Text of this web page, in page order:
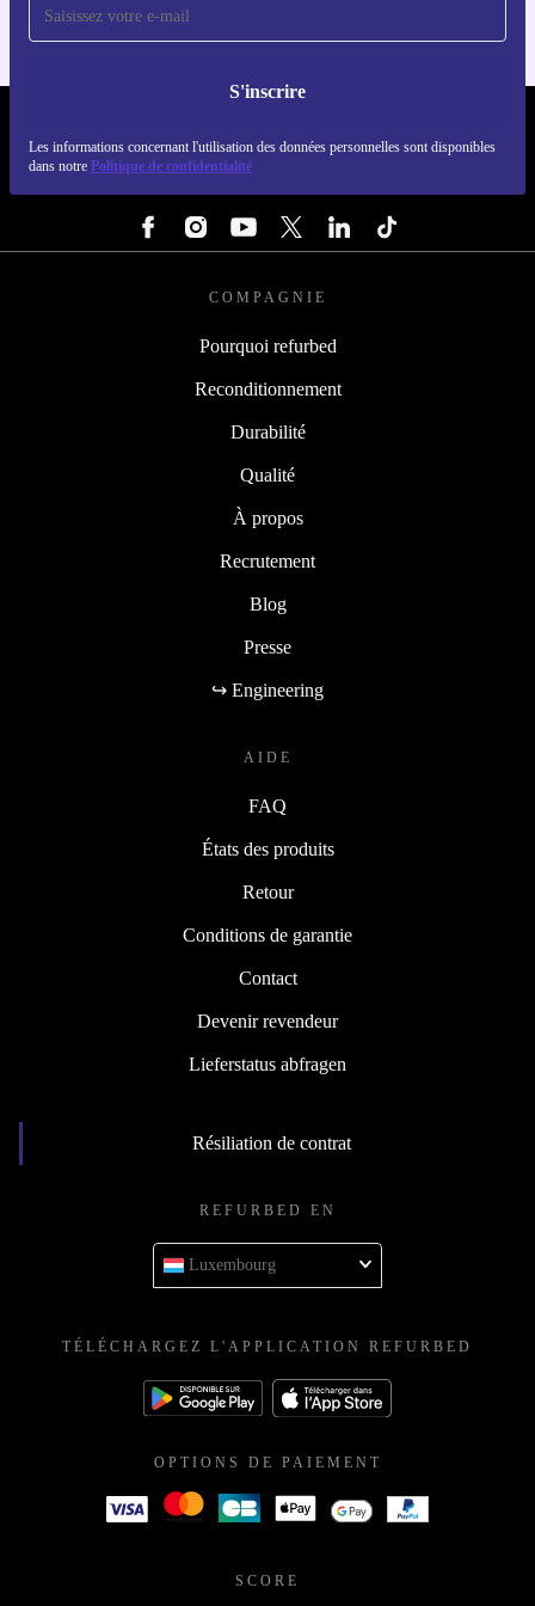
S'inscrire
Les informations concernant l'utilisation des données personnelles sont disponibles
dans notre Politique de confidentialité
COMPAGNIE
Pourquoi refurbed
Reconditionnement
Durabilité
Qualité
À propos
Recrutement
Blog
Presse
↪ Engineering
AIDE
FAQ
États des produits
Retour
Conditions de garantie
Contact
Devenir revendeur
Lieferstatus abfragen
Résiliation de contrat
REFURBED EN
Luxembourg
TÉLÉCHARGEZ L'APPLICATION REFURBED
OPTIONS DE PAIEMENT
SCORE